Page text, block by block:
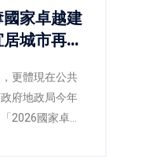
家卓越建
城市再獲
更體現在公共
府地政局今年
2026國家卓越